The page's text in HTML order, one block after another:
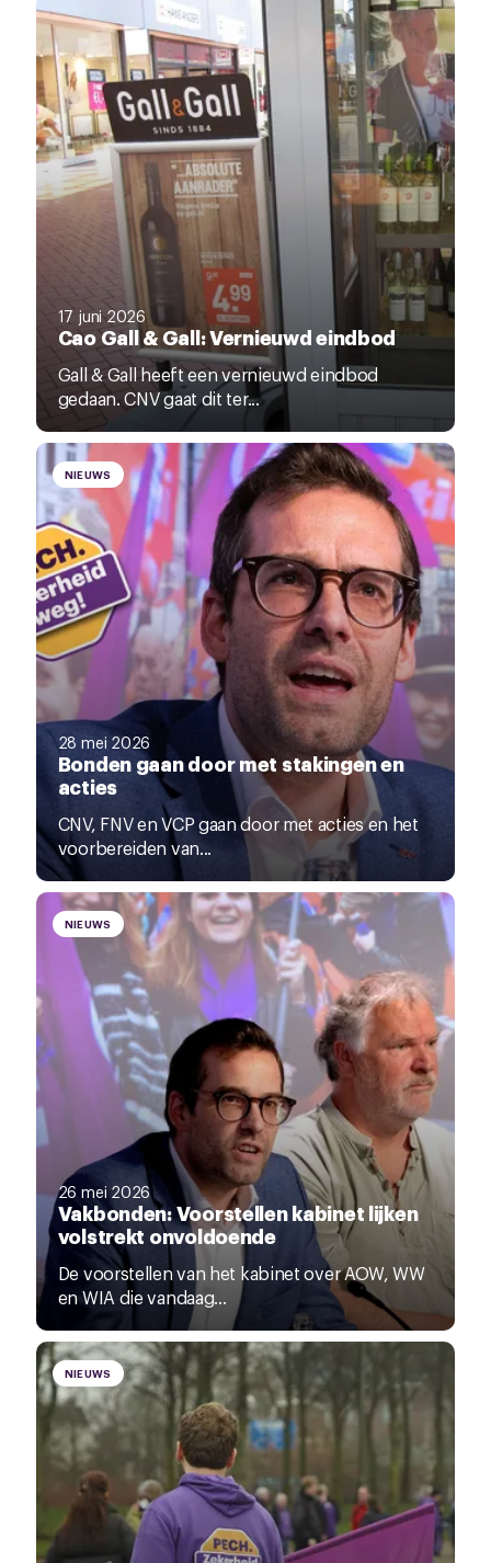
17 juni 2026
Cao Gall & Gall: Vernieuwd eindbod
Gall & Gall heeft een vernieuwd eindbod
gedaan. CNV gaat dit ter...
NIEUWS
28 mei 2026
Bonden gaan door met stakingen en
acties
CNV, FNV en VCP gaan door met acties en het
voorbereiden van...
NIEUWS
26 mei 2026
Vakbonden: Voorstellen kabinet lijken
volstrekt onvoldoende
De voorstellen van het kabinet over AOW, WW
en WIA die vandaag...
NIEUWS